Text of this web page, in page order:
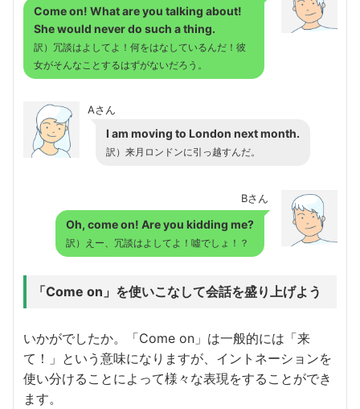
Come on! What are you talking about!
She would never do such a thing.
訳）冗談はよしてよ！何をはなしているんだ！彼
女がそんなことするはずがないだろう。
Aさん
I am moving to London next month.
訳）来月ロンドンに引っ越すんだ。
Bさん
Oh, come on! Are you kidding me?
訳）えー、冗談はよしてよ！噓でしょ！？
「Come on」を使いこなして会話を盛り上げよう
いかがでしたか。「Come on」は一般的には「来
て！」という意味になりますが、イントネーションを
使い分けることによって様々な表現をすることができ
ます。